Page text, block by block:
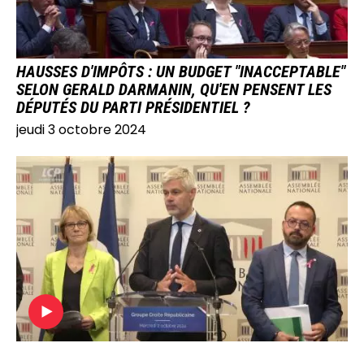
HAUSSES D'IMPÔTS : UN BUDGET "INACCEPTABLE"
SELON GERALD DARMANIN, QU'EN PENSENT LES
DÉPUTÉS DU PARTI PRÉSIDENTIEL ?
jeudi 3 octobre 2024
IMAGE